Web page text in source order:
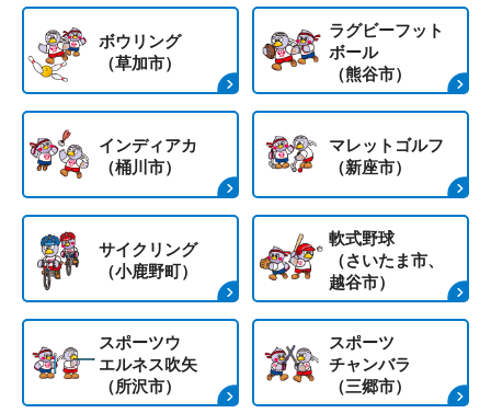
ボウリング
（草加市）
ラグビーフット
ボール
（熊谷市）
インディアカ
（桶川市）
マレットゴルフ
（新座市）
サイクリング
（小鹿野町）
軟式野球
（さいたま市、
越谷市）
スポーツウ
エルネス吹矢
（所沢市）
スポーツ
チャンバラ
（三郷市）